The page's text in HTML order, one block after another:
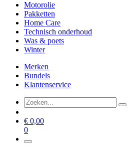
Motorolie
Pakketten
Home Care
Technisch onderhoud
Was & poets
Winter
Merken
Bundels
Klantenservice
€ 0,00
0